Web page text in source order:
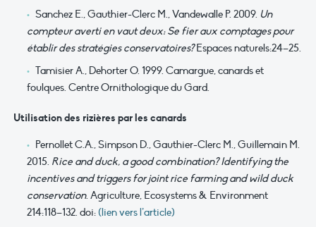
Sanchez E., Gauthier-Clerc M., Vandewalle P. 2009. Un
compteur averti en vaut deux: Se fier aux comptages pour
établir des stratégies conservatoires?Espaces naturels:24–25.
Tamisier A., Dehorter O. 1999. Camargue, canards et
foulques. Centre Ornithologique du Gard.
Utilisation des rizières par les canards
Pernollet C.A., Simpson D., Gauthier-Clerc M., Guillemain M.
2015. Rice and duck, a good combination? Identifying the
incentives and triggers for joint rice farming and wild duck
conservation. Agriculture, Ecosystems & Environment
214:118–132. doi:(lien vers l’article)